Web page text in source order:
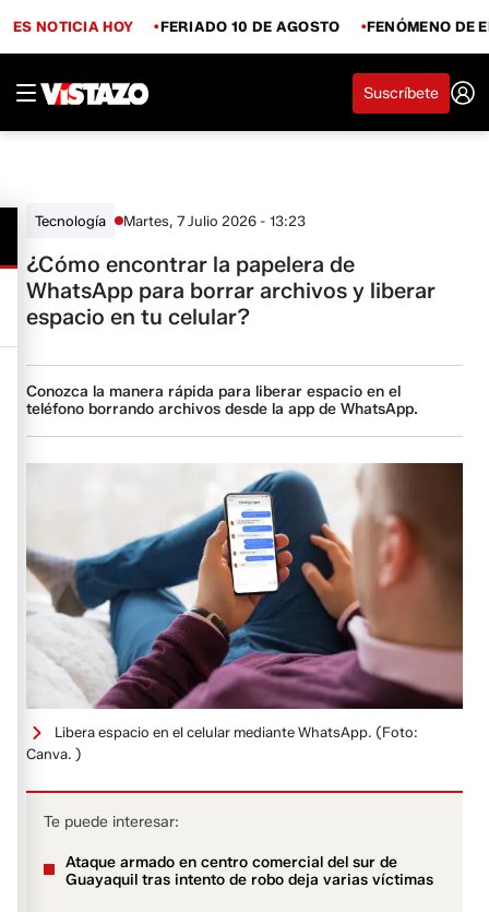
ES NOTICIA HOY FERIADO 10 DE AGOSTO FENÓMENO DE
Suscríbete
Tecnología Martes, 7 Julio 2026 - 13:23
¿Cómo encontrar la papelera de
WhatsApp para borrar archivos y liberar
espacio en tu celular?
Conozca la manera rápida para liberar espacio en el
teléfono borrando archivos desde la app de WhatsApp.
Libera espacio en el celular mediante WhatsApp. (Foto:
Canva. )
Te puede interesar:
Ataque armado en centro comercial del sur de
Guayaquil tras intento de robo deja varias víctimas